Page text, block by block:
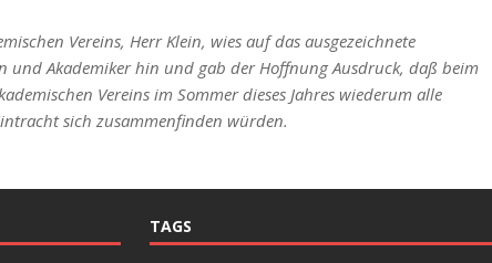
Vereins, Herr Klein, wies auf das ausgezeichnete
und Akademiker hin und gab der Hoffnung Ausdruck, daß beim
Vereins im Sommer dieses Jahres wiederum alle
sich zusammenfinden würden.
TAGS